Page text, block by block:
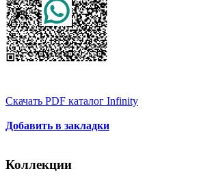
Скачать PDF каталог Infinity
Добавить в закладки
Коллекции